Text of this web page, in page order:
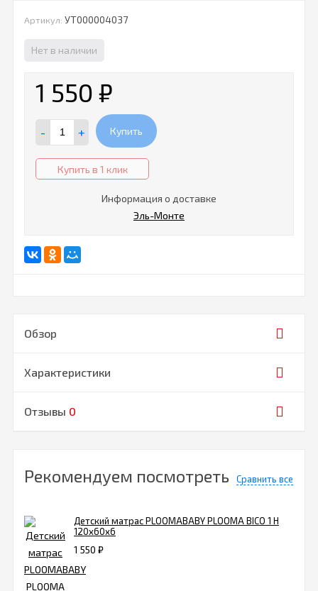
Артикул: УТ000004037
Нет в наличии
1 550 ₽
- + Купить
Купить в 1 клик
Информация о доставке
Эль-Монте
Обзор
Характеристики
Отзывы 0
Рекомендуем посмотреть Сравнить все
Детский матрас PLOOMABABY PLOOMA BICO 1 H
120х60х6
1 550 ₽